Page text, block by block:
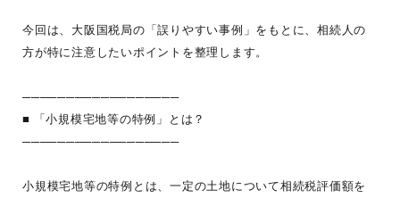
今回は、大阪国税局の「誤りやすい事例」をもとに、相続人の
方が特に注意したいポイントを整理します。
──────────────────
■ 「小規模宅地等の特例」とは？
──────────────────
小規模宅地等の特例とは、一定の土地について相続税評価額を